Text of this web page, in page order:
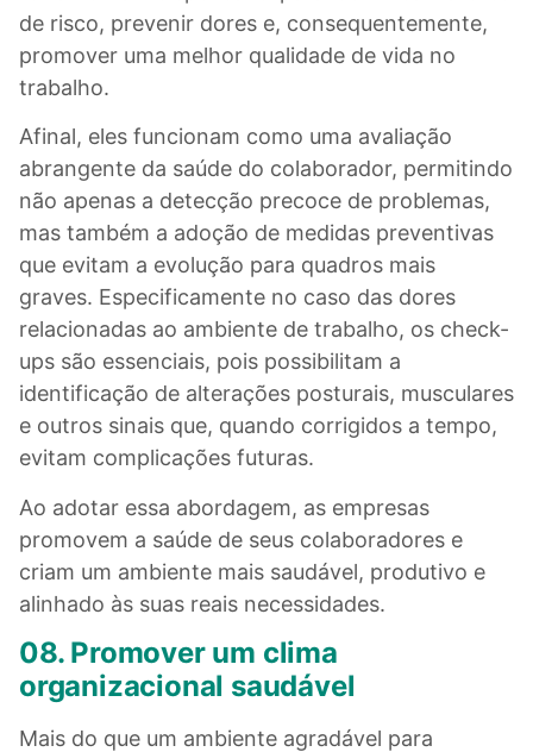
de risco, prevenir dores e, consequentemente,
promover uma melhor qualidade de vida no
trabalho.
Afinal, eles funcionam como uma avaliação
abrangente da saúde do colaborador, permitindo
não apenas a detecção precoce de problemas,
mas também a adoção de medidas preventivas
que evitam a evolução para quadros mais
graves. Especificamente no caso das dores
relacionadas ao ambiente de trabalho, os check-
ups são essenciais, pois possibilitam a
identificação de alterações posturais, musculares
e outros sinais que, quando corrigidos a tempo,
evitam complicações futuras.
Ao adotar essa abordagem, as empresas
promovem a saúde de seus colaboradores e
criam um ambiente mais saudável, produtivo e
alinhado às suas reais necessidades.
08. Promover um clima
organizacional saudável
Mais do que um ambiente agradável para